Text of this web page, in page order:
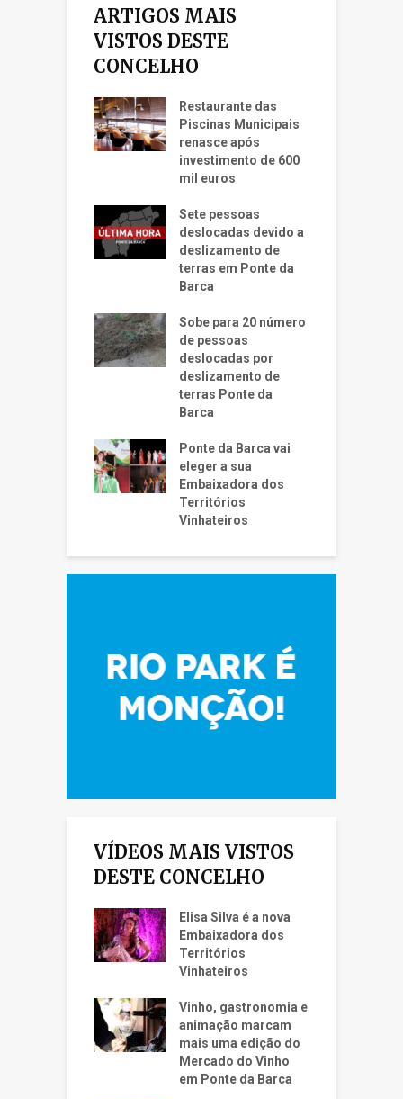
ARTIGOS MAIS
VISTOS DESTE
CONCELHO
Restaurante das
Piscinas Municipais
renasce após
investimento de 600
mil euros
Sete pessoas
deslocadas devido a
deslizamento de
terras em Ponte da
Barca
Sobe para 20 número
de pessoas
deslocadas por
deslizamento de
terras Ponte da
Barca
Ponte da Barca vai
eleger a sua
Embaixadora dos
Territórios
Vinhateiros
VÍDEOS MAIS VISTOS
DESTE CONCELHO
Elisa Silva é a nova
Embaixadora dos
Territórios
Vinhateiros
Vinho, gastronomia e
animação marcam
mais uma edição do
Mercado do Vinho
em Ponte da Barca